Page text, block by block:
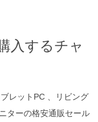
入するチャ
レットPC 、リビング
ターの格安通販セール